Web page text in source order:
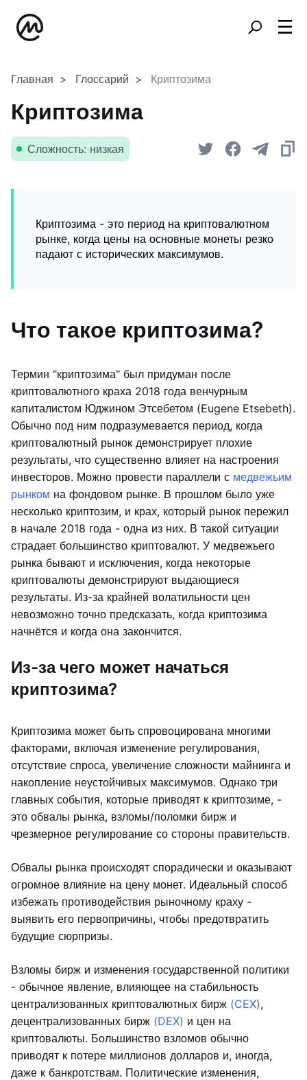
Главная Глоссарий Криптозима
Криптозима
Сложность: низкая
Криптозима - это период на криптовалютном
рынке, когда цены на основные монеты резко
падают с исторических максимумов.
Что такое криптозима?
Термин "криптозима" был придуман после
криптовалютного краха 2018 года венчурным
капиталистом Юджином Этсебетом (Eugene Etsebeth).
Обычно под ним подразумевается период, когда
криптовалютный рынок демонстрирует плохие
результаты, что существенно влияет на настроения
инвесторов. Можно провести параллели с медвежьим
рынком на фондовом рынке. В прошлом было уже
несколько криптозим, и крах, который рынок пережил
в начале 2018 года - одна из них. В такой ситуации
страдает большинство криптовалют. У медвежьего
рынка бывают и исключения, когда некоторые
криптовалюты демонстрируют выдающиеся
результаты. Из-за крайней волатильности цен
невозможно точно предсказать, когда криптозима
начнётся и когда она закончится.
Из-за чего может начаться
криптозима?
Криптозима может быть спровоцирована многими
факторами, включая изменение регулирования,
отсутствие спроса, увеличение сложности майнинга и
накопление неустойчивых максимумов. Однако три
главных события, которые приводят к криптозиме, -
это обвалы рынка, взломы/поломки бирж и
чрезмерное регулирование со стороны правительств.
Обвалы рынка происходят спорадически и оказывают
огромное влияние на цену монет. Идеальный способ
избежать противодействия рыночному краху -
выявить его первопричины, чтобы предотвратить
будущие сюрпризы.
Взломы бирж и изменения государственной политики
- обычное явление, влияющее на стабильность
централизованных криптовалютных бирж (CEX),
децентрализованных бирж (DEX) и цен на
криптовалюты. Большинство взломов обычно
приводят к потере миллионов долларов и, иногда,
даже к банкротствам. Политические изменения,